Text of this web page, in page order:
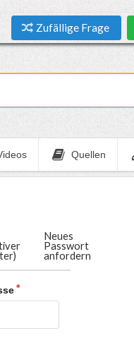
Zufällige Frage
Quellen
Neues
Passwort
anfordern